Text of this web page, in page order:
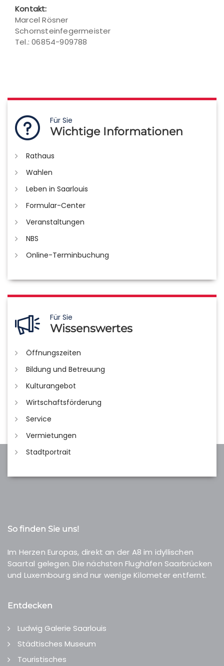
Kontakt:
Marcel Rösner
Schornsteinfegermeister
Tel.: 06854-909788
Für Sie
Wichtige Informationen
Rathaus
Wahlen
Leben in Saarlouis
Formular-Center
Veranstaltungen
NBS
Online-Terminbuchung
Für Sie
Wissenswertes
Öffnungszeiten
Bildung und Betreuung
Kulturangebot
Wirtschaftsförderung
Service
Vermietungen
Stadtportrait
So finden Sie uns!
Im Herzen Europas, direkt an der A8 im idyllischen
Saartal gelegen. Die nächsten Flughäfen Saarbrücken
und Luxembourg sind nur wenige Kilometer entfernt.
Entdecken
Ludwig Galerie Saarlouis
Städtisches Museum
Touristisches